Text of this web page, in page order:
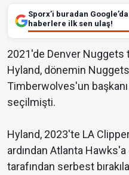
Sporx’i buradan
haberlere ilk sen ulaş!
2021'de Denver Nuggets
Hyland, dönemin
Timberwolves'un
seçilmişti.
Hyland, 2023'te LA
ardından Atlanta
tarafından serbest